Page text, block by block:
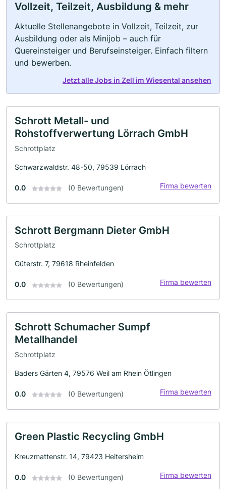
Vollzeit, Teilzeit, Ausbildung & mehr
Aktuelle Stellenangebote in Vollzeit, Teilzeit, zur
Ausbildung oder als Minijob – auch für
Quereinsteiger und Berufseinsteiger. Einfach filtern
und bewerben.
Jetzt alle Jobs in Zell im Wiesental ansehen
Schrott Metall- und
Rohstoffverwertung Lörrach GmbH
Schrottplatz
Schwarzwaldstr. 48-50, 79539 Lörrach
0.0 (0 Bewertungen) Firma bewerten
Schrott Bergmann Dieter GmbH
Schrottplatz
Güterstr. 7, 79618 Rheinfelden
0.0 (0 Bewertungen) Firma bewerten
Schrott Schumacher Sumpf
Metallhandel
Schrottplatz
Baders Gärten 4, 79576 Weil am Rhein Ötlingen
0.0 (0 Bewertungen) Firma bewerten
Green Plastic Recycling GmbH
Kreuzmattenstr. 14, 79423 Heitersheim
0.0 (0 Bewertungen) Firma bewerten